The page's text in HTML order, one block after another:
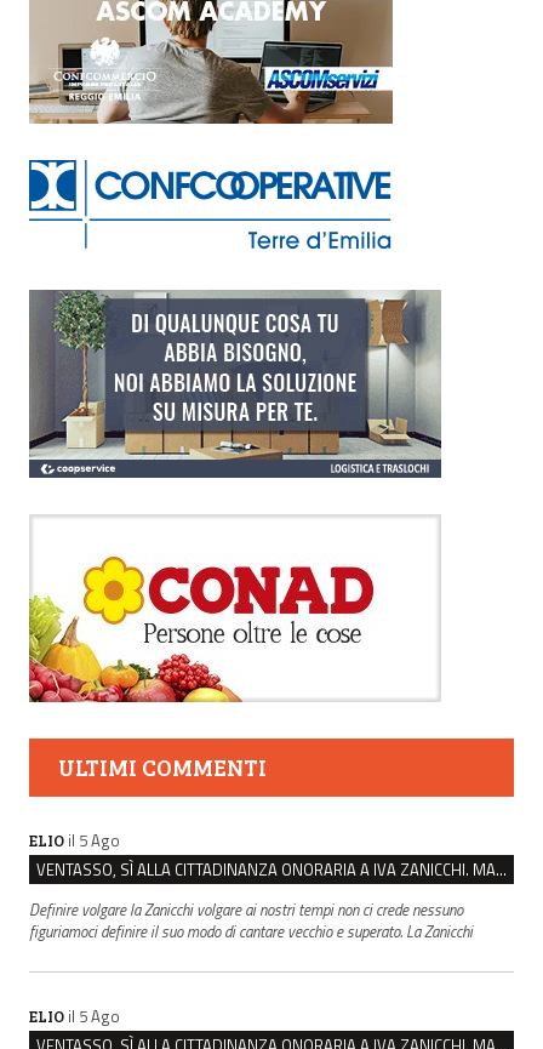
ULTIMI COMMENTI
ELIO il 5 Ago
VENTASSO, SÌ ALLA CITTADINANZA ONORARIA A IVA ZANICCHI. MA BARGIACCHI: “È DI PESSIMO GUSTO”
Definire volgare la Zanicchi volgare ai nostri tempi non ci crede nessuno
figuriamoci definire il suo modo di cantare vecchio e superato. La Zanicchi
ELIO il 5 Ago